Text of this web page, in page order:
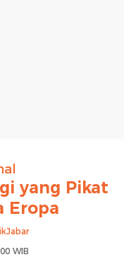
yang Pikat
Eropa
WIB